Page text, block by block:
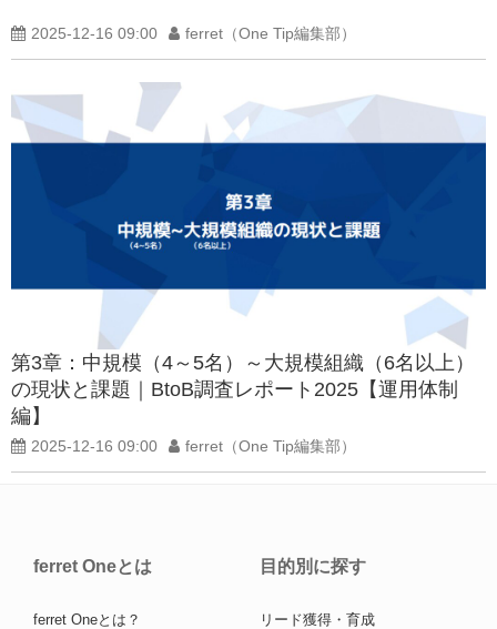
2025-12-16 09:00 ferret（One Tip編集部）
第3章：中規模（4～5名）～大規模組織（6名以上）
の現状と課題｜BtoB調査レポート2025【運用体制
編】
2025-12-16 09:00 ferret（One Tip編集部）
ferret Oneとは
ferret Oneとは？
目的別に探す
リード獲得・育成